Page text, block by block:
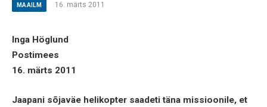
MAAILM 16. märts 2011
Inga Höglund
Postimees
16. märts 2011
Jaapani sõjaväe helikopter saadeti täna missioonile, et